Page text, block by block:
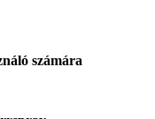
számára